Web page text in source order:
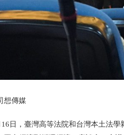
想傳媒
16日，臺灣高等法院和台灣本土法